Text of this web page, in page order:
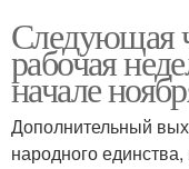
Следующая
рабочая
начале
Дополнительный
народного